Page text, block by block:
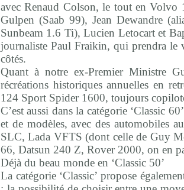
avec Renaud Colson, le tout en Volvo
Gulpen (Saab 99), Jean Dewandre
Sunbeam 1.6 Ti), Lucien Letocart et
journaliste Paul Fraikin, qui prendra le
côtés.
Quant à notre ex-Premier Ministre
récréations historiques annuelles en
124 Sport Spider 1600, toujours
C’est aussi dans la catégorie ‘Classic
et de modèles, avec des automobiles
SLC, Lada VFTS (dont celle de Guy
66, Datsun 240 Z, Rover 2000, on en
Déjà du beau monde en ‘Classic 50’
La catégorie ‘Classic’ propose